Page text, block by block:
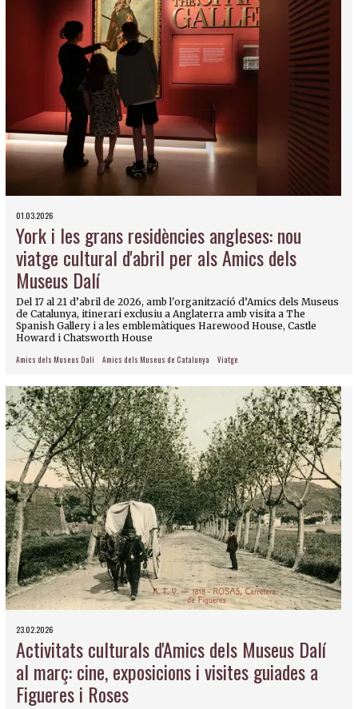
01.03.2026
York i les grans residències angleses: nou
viatge cultural d'abril per als Amics dels
Museus Dalí
Del 17 al 21 d’abril de 2026, amb l'organització d’Amics dels Museus
de Catalunya, itinerari exclusiu a Anglaterra amb visita a The
Spanish Gallery i a les emblemàtiques Harewood House, Castle
Howard i Chatsworth House
Amics dels Museus Dalí Amics dels Museus de Catalunya Viatge
23.02.2026
Activitats culturals d'Amics dels Museus Dalí
al març: cine, exposicions i visites guiades a
Figueres i Roses